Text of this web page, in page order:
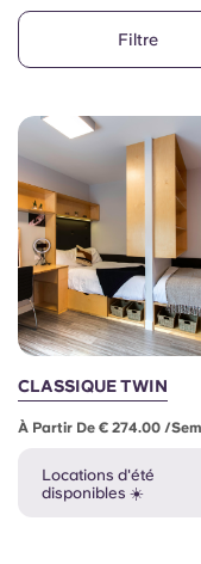
Sélectionnez
Choisissez
Se connecter
Filtre
CLASSIQUE TWIN
À Partir De € 274.00 /
Locations d'été
disponibles ☀️